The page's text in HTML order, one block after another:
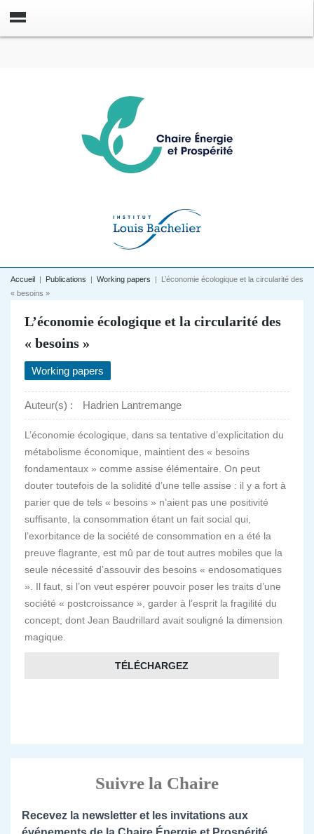
Accueil | Publications | Working papers | L’économie écologique et la circularité des
« besoins »
L’économie écologique et la circularité des
« besoins »
Working papers
Auteur(s) : Hadrien Lantremange
L’économie écologique, dans sa tentative d’explicitation du
métabolisme économique, maintient des « besoins
fondamentaux » comme assise élémentaire. On peut
douter toutefois de la solidité d’une telle assise : il y a fort à
parier que de tels « besoins » n’aient pas une positivité
suffisante, la consommation étant un fait social qui,
l’exorbitance de la société de consommation en a été la
preuve flagrante, est mû par de tout autres mobiles que la
seule nécessité d’assouvir des besoins « endosomatiques
». Il faut, si l’on veut espérer pouvoir poser les traits d’une
société « postcroissance », garder à l’esprit la fragilité du
concept, dont Jean Baudrillard avait souligné la dimension
magique.
TÉLÉCHARGEZ
Suivre la Chaire
Recevez la newsletter et les invitations aux